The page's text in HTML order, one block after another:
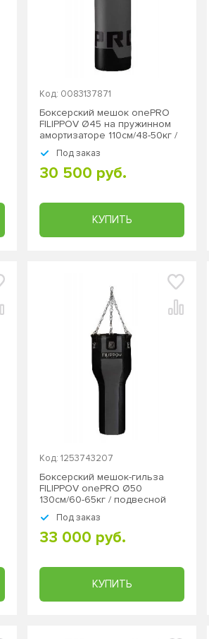
Код: 0083137871
Боксерский мешок onePRO
FILIPPOV Ø45 на пружинном
амортизаторе 110см/48-50кг /
Под заказ
30 500 руб.
КУПИТЬ
Код: 1253743207
Боксерский мешок-гильза
FILIPPOV onePRO Ø50
130см/60-65кг / подвесной
Под заказ
33 000 руб.
КУПИТЬ